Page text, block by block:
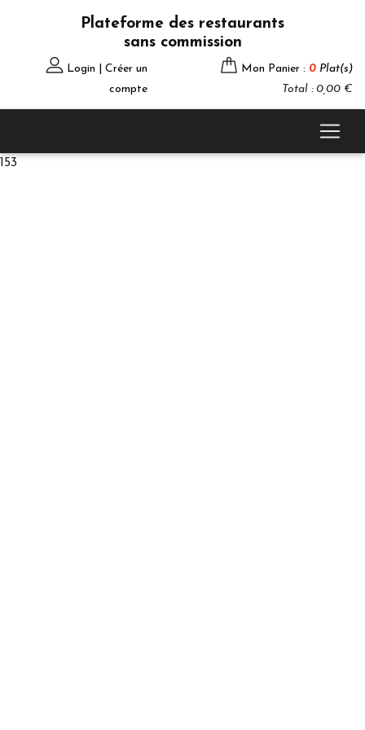
Plateforme des restaurants
sans commission
Login | Créer un
compte
Mon Panier : 0 Plat(s)
Total : 0,00 €
153